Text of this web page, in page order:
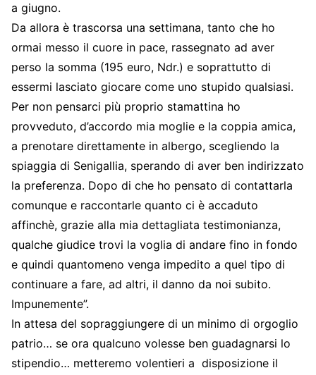
a giugno.
Da allora è trascorsa una settimana, tanto che ho
ormai messo il cuore in pace, rassegnato ad aver
perso la somma (195 euro, Ndr.) e soprattutto di
essermi lasciato giocare come uno stupido qualsiasi.
Per non pensarci più proprio stamattina ho
provveduto, d’accordo mia moglie e la coppia amica,
a prenotare direttamente in albergo, scegliendo la
spiaggia di Senigallia, sperando di aver ben indirizzato
la preferenza. Dopo di che ho pensato di contattarla
comunque e raccontarle quanto ci è accaduto
affinchè, grazie alla mia dettagliata testimonianza,
qualche giudice trovi la voglia di andare fino in fondo
e quindi quantomeno venga impedito a quel tipo di
continuare a fare, ad altri, il danno da noi subito.
Impunemente”.
In attesa del sopraggiungere di un minimo di orgoglio
patrio… se ora qualcuno volesse ben guadagnarsi lo
stipendio… metteremo volentieri a disposizione il